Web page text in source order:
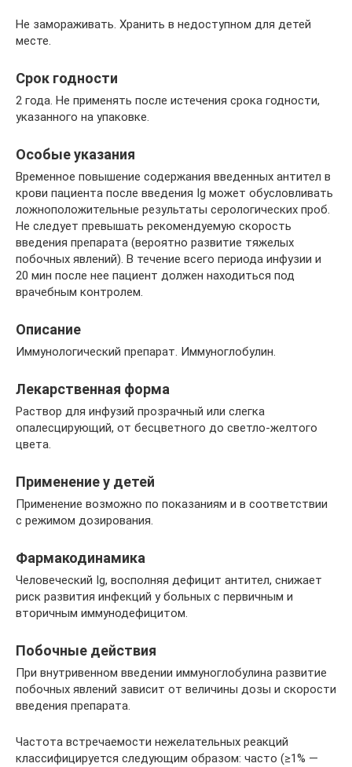
Не замораживать. Хранить в недоступном для детей
месте.
Срок годности
2 года. Не применять после истечения срока годности,
указанного на упаковке.
Особые указания
Временное повышение содержания введенных антител в
крови пациента после введения Ig может обусловливать
ложноположительные результаты серологических проб.
Не следует превышать рекомендуемую скорость
введения препарата (вероятно развитие тяжелых
побочных явлений). В течение всего периода инфузии и
20 мин после нее пациент должен находиться под
врачебным контролем.
Описание
Иммунологический препарат. Иммуноглобулин.
Лекарственная форма
Раствор для инфузий прозрачный или слегка
опалесцирующий, от бесцветного до светло-желтого
цвета.
Применение у детей
Применение возможно по показаниям и в соответствии
с режимом дозирования.
Фармакодинамика
Человеческий Ig, восполняя дефицит антител, снижает
риск развития инфекций у больных с первичным и
вторичным иммунодефицитом.
Побочные действия
При внутривенном введении иммуноглобулина развитие
побочных явлений зависит от величины дозы и скорости
введения препарата.
Частота встречаемости нежелательных реакций
классифицируется следующим образом: часто (≥1% —